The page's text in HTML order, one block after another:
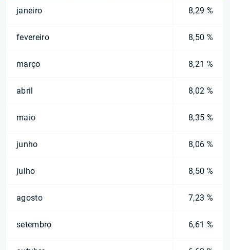
janeiro 8,29 %
fevereiro 8,50 %
março 8,21 %
abril 8,02 %
maio 8,35 %
junho 8,06 %
julho 8,50 %
agosto 7,23 %
setembro 6,61 %